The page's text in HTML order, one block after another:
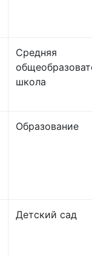
Средняя
школа
Образование
Детский сад